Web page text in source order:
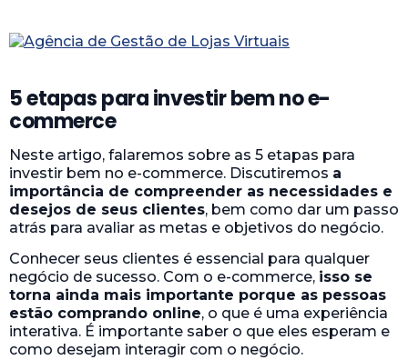
5 etapas para investir bem no e-
commerce
Neste artigo, falaremos sobre as 5 etapas para
investir bem no e-commerce. Discutiremos a
importância de compreender as necessidades e
desejos de seus clientes, bem como dar um passo
atrás para avaliar as metas e objetivos do negócio.
Conhecer seus clientes é essencial para qualquer
negócio de sucesso. Com o e-commerce, isso se
torna ainda mais importante porque as pessoas
estão comprando online, o que é uma experiência
interativa. É importante saber o que eles esperam e
como desejam interagir com o negócio.